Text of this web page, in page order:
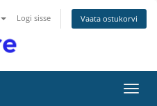
Logi sisse Vaata ostukorvi